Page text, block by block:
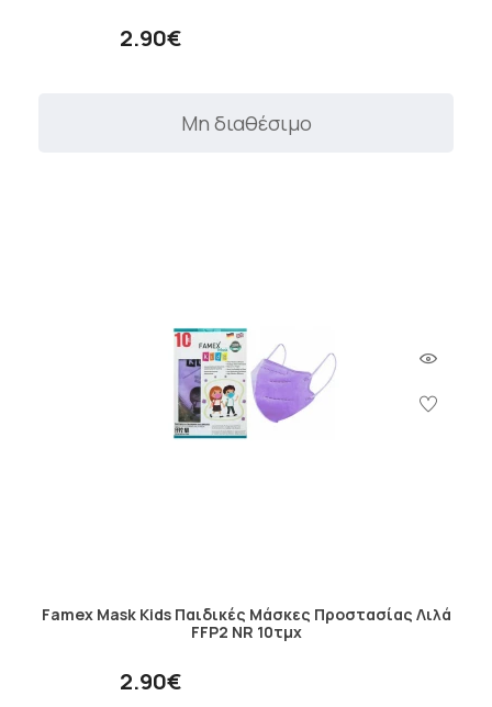
2.90€
Μη διαθέσιμο
Famex Mask Kids Παιδικές Μάσκες Προστασίας Λιλά
FFP2 NR 10τμχ
2.90€